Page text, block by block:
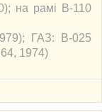
В-110
ГАЗ: В-025
1974)